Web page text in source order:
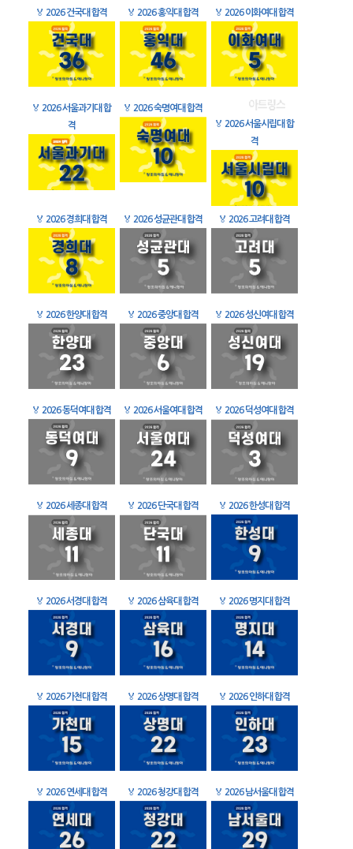
🏅 2026 건국대 합격 🏅 2026 홍익대 합격 🏅 2026 이화여대 합격
🏅 2026 서울과기대 합
격
🏅 2026 숙명여대 합격
🏅 2026 서울시립대 합
격
🏅 2026 경희대 합격 🏅 2026 성균관대 합격 🏅 2026 고려대 합격
🏅 2026 한양대 합격 🏅 2026 중앙대 합격 🏅 2026 성신여대 합격
🏅 2026 동덕여대 합격 🏅 2026 서울여대 합격 🏅 2026 덕성여대 합격
🏅 2026 세종대 합격 🏅 2026 단국대 합격 🏅 2026 한성대 합격
🏅 2026 서경대 합격 🏅 2026 삼육대 합격 🏅 2026 명지대 합격
🏅 2026 가천대 합격 🏅 2026 상명대 합격 🏅 2026 인하대 합격
🏅 2026 연세대 합격 🏅 2026 청강대 합격 🏅 2026 남서울대 합격